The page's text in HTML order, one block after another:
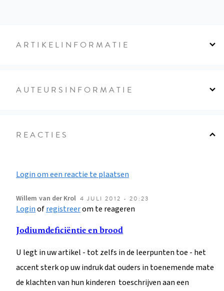
ARTIKELINFORMATIE
AUTEURSINFORMATIE
REACTIES
Login om een reactie te plaatsen
Willem van der Krol 4 JULI 2012 - 20:23
Loginofregistreerom te reageren
Jodiumdeficiëntie en brood
U legt in uw artikel - tot zelfs in de leerpunten toe - het
accent sterk op uw indruk dat ouders in toenemende mate
de klachten van hun kinderen toeschrijven aan een